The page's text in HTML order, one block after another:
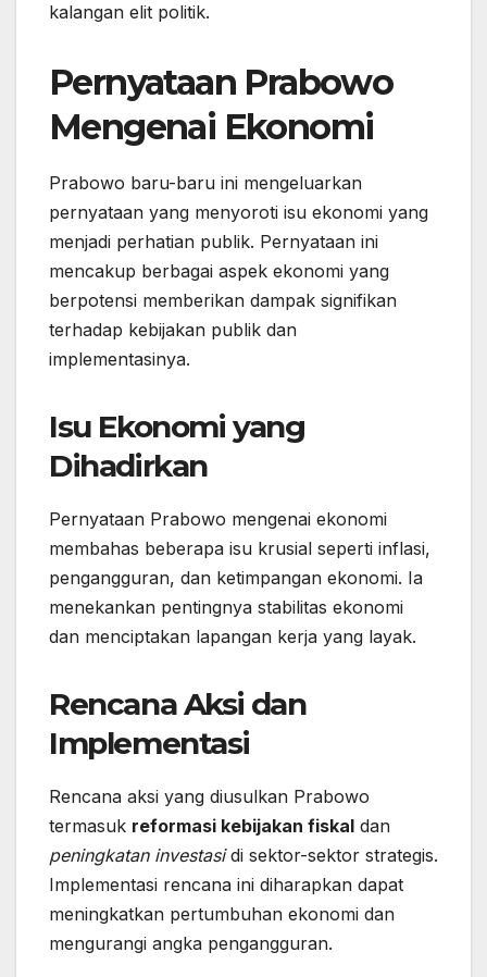
kalangan elit politik.
Pernyataan Prabowo
Mengenai Ekonomi
Prabowo baru-baru ini mengeluarkan
pernyataan yang menyoroti isu ekonomi yang
menjadi perhatian publik. Pernyataan ini
mencakup berbagai aspek ekonomi yang
berpotensi memberikan dampak signifikan
terhadap kebijakan publik dan
implementasinya.
Isu Ekonomi yang
Dihadirkan
Pernyataan Prabowo mengenai ekonomi
membahas beberapa isu krusial seperti inflasi,
pengangguran, dan ketimpangan ekonomi. Ia
menekankan pentingnya stabilitas ekonomi
dan menciptakan lapangan kerja yang layak.
Rencana Aksi dan
Implementasi
Rencana aksi yang diusulkan Prabowo
termasuk reformasi kebijakan fiskal dan
peningkatan investasidi sektor-sektor strategis.
Implementasi rencana ini diharapkan dapat
meningkatkan pertumbuhan ekonomi dan
mengurangi angka pengangguran.